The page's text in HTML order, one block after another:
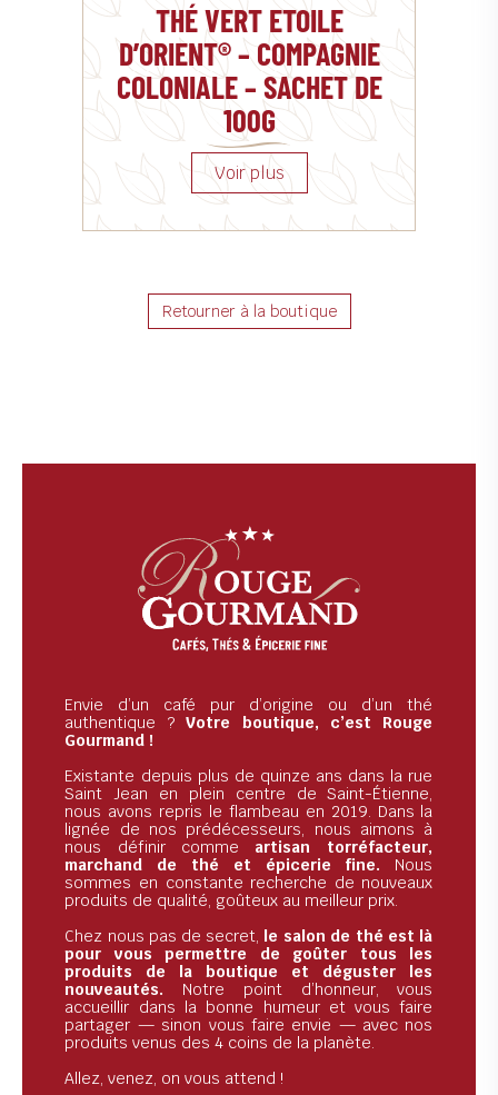
THÉ VERT ETOILE
D’ORIENT® – COMPAGNIE
COLONIALE – SACHET DE
100G
Retourner à la boutique
Envie d’un café pur d’origine ou d’un thé
authentique ?Votre boutique, c’est Rouge
Gourmand !
Existante depuis plus de quinze ans dans la rue
Saint Jean en plein centre de Saint-Étienne,
nous avons repris le flambeau en 2019. Dans la
lignée de nos prédécesseurs, nous aimons à
nous définir comme artisan torréfacteur,
marchand de thé et épicerie fine. Nous
sommes en constante recherche de nouveaux
produits de qualité, goûteux au meilleur prix.
Chez nous pas de secret, le salon de thé est là
pour vous permettre de goûter tous les
produits de la boutique et déguster les
nouveautés. Notre point d’honneur, vous
accueillir dans la bonne humeur et vous faire
partager — sinon vous faire envie — avec nos
produits venus des 4 coins de la planète.
Allez, venez, on vous attend !